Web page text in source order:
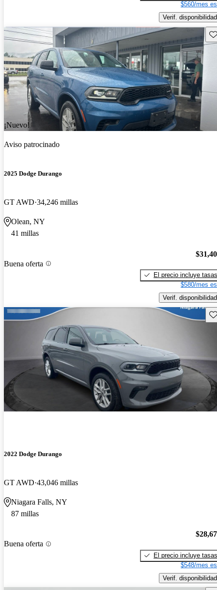
$560/mes
Verif. disponibilidad
¡Nuevo!
Aviso patrocinado
2025 Dodge Durango
GT AWD 34,246 millas
Olean, NY
41 millas
Buena oferta
El precio incluye tasas
$580/mes
Verif. disponibilidad
2022 Dodge Durango
GT AWD 43,046 millas
Niagara Falls, NY
87 millas
Buena oferta
El precio incluye tasas
$548/mes
Verif. disponibilidad